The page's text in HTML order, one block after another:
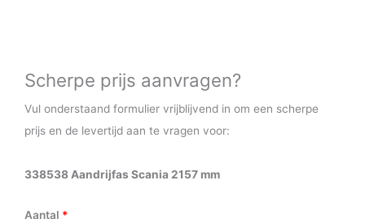
Scherpe prijs aanvragen?
Vul onderstaand formulier vrijblijvend in om een scherpe
prijs en de levertijd aan te vragen voor:
338538 Aandrijfas Scania 2157 mm
Aantal